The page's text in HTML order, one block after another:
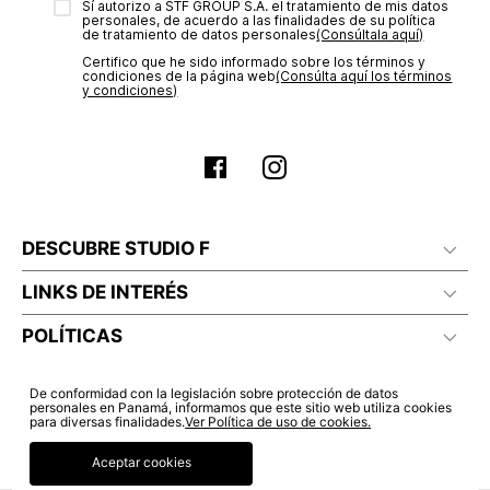
estado de tu compra puedes ingresar al menú de “Mi cuenta -
Mis Pedidos” en nuestra página webwww.studiofpanama.pa
Sí autorizo a STF GROUP S.A. el tratamiento de mis datos
personales, de acuerdo a las finalidades de su política
de tratamiento de datos personales‎(Consúltala aquí)
Certifico que he sido informado sobre los términos y
condiciones de la página web‎(Consúlta aquí los términos
y condiciones)
DESCUBRE STUDIO F
LINKS DE INTERÉS
POLÍTICAS
De conformidad con la legislación sobre protección de datos
personales en Panamá, informamos que este sitio web utiliza cookies
para diversas finalidades.Ver Política de uso de cookies.
Aceptar cookies